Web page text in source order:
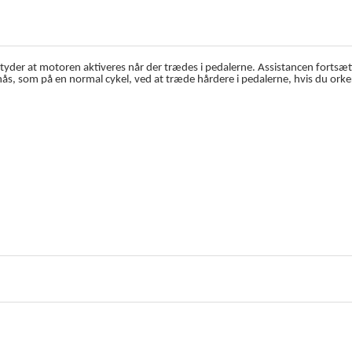
at motoren aktiveres når der trædes i pedalerne. Assistancen
som på en normal cykel, ved at træde hårdere i pedalerne, hvis du